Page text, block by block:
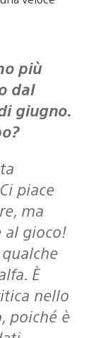
dal
giugno.
piace
ma
al gioco!
È
nello
poiché è